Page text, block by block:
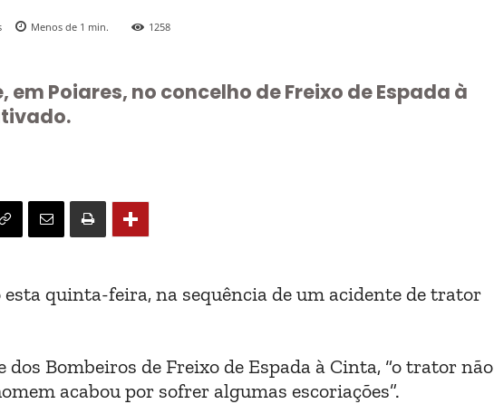
Menos de 1 min. 1258
Poiares, no concelho de Freixo de Espada à
quinta-feira, na sequência de um acidente de trator
Bombeiros de Freixo de Espada à Cinta, “o trator não
acabou por sofrer algumas escoriações”.